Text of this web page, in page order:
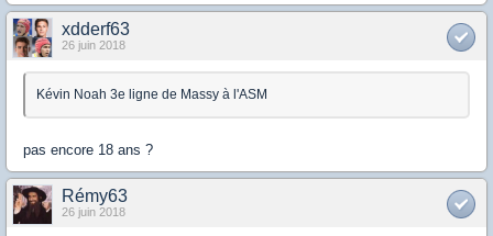
xdderf63
26 juin 2018
Kévin Noah 3e ligne de Massy à l'ASM
pas encore 18 ans ?
Rémy63
26 juin 2018